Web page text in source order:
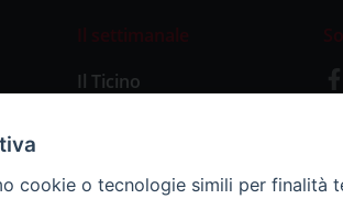
Il settimanale
Il Ticino
cookie o tecnologie simili per finalità